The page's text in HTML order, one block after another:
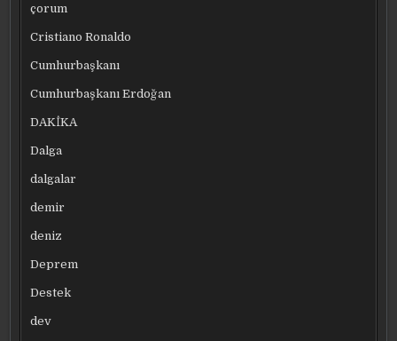
çorum
Cristiano Ronaldo
Cumhurbaşkanı
Cumhurbaşkanı Erdoğan
DAKİKA
Dalga
dalgalar
demir
deniz
Deprem
Destek
dev